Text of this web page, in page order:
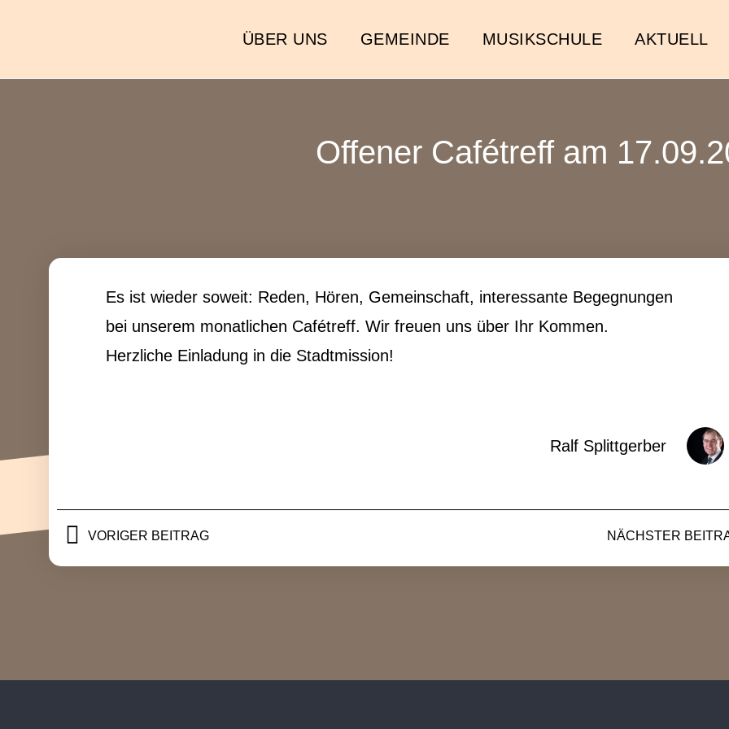
ÜBER UNS GEMEINDE MUSIKSCHULE AKTUELL
Offener Cafétreff am
Es ist wieder soweit: Reden, Hören, Gemein­schaft, inter­es­sante Begegnungen
bei unserem monatlichen Cafétr­e­ff. Wir freuen uns über Ihr Kommen.
Her­zliche Ein­ladung in die Stadtmission!
Ralf Splittgerber
VORIGER BEITRAG NÄCHSTER